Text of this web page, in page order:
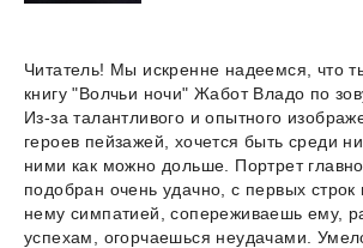
Читатель! Мы искренне надеемся, что
книгу "Волчьи ночи" Жабот Владо по
Из-за талантливого и опытного
героев пейзажей, хочется быть среди
ними как можно дольше. Портрет
подобран очень удачно, с первых строк
нему симпатией, сопереживаешь ему,
успехам, огорчаешься неудачами.